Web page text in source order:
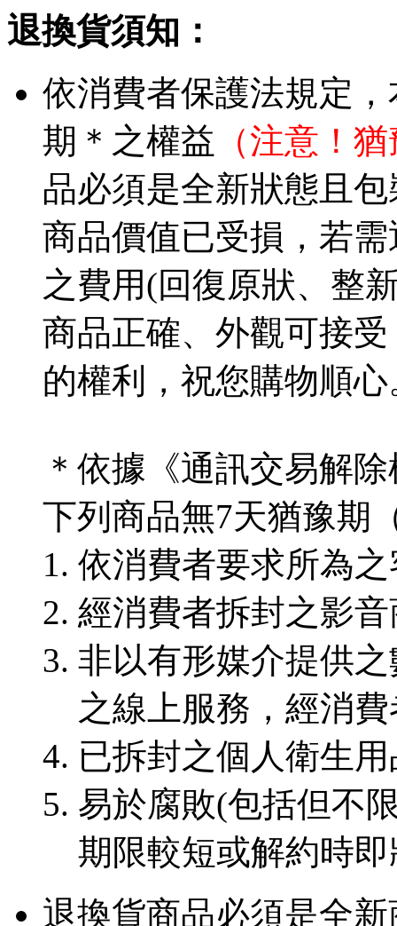
退換貨須知：
依消費者保護法規定
期＊之權益 （注意！
品必須是全新狀態且
商品價值已受損，若
之費用(回復原狀、整
商品正確、外觀可接
的權利，祝您購物順心
＊依據《通訊交易解
下列商品無7天猶豫期
依消費者要求所為
經消費者拆封之影
非以有形媒介提供
之線上服務，經消
已拆封之個人衛生
易於腐敗(包括但不
期限較短或解約時
退換貨商品必須是全